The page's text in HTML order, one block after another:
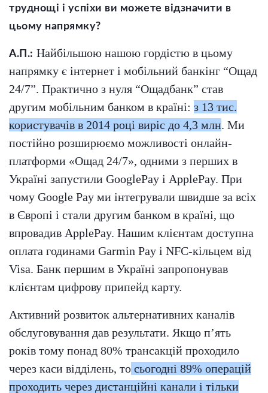
труднощі і успіхи ви можете відзначити в
цьому напрямку?
А.П.: Найбільшою нашою гордістю в цьому
напрямку є інтернет і мобільний банкінг “Ощад
24/7”. Практично з нуля “Ощадбанк” став
другим мобільним банком в країні: з 13 тис.
користувачів в 2014 році виріс до 4,3 млн. Ми
постійно розширюємо можливості онлайн-
платформи «Ощад 24/7», одними з перших в
Україні запустили GooglePay і ApplePay. При
чому Google Pay ми інтегрували швидше за всіх
в Європі і стали другим банком в країні, що
впровадив ApplePay. Нашим клієнтам доступна
оплата годинами Garmin Pay і NFC-кільцем від
Visa. Банк першим в Україні запропонував
клієнтам цифрову припейд карту.
Активний розвиток альтернативних каналів
обслуговування дав результати. Якщо п’ять
років тому понад 80% трансакцій проходило
через каси відділень, то сьогодні 89% операцій
проходить через дистанційні канали і тільки